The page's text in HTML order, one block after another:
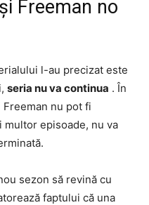
Freeman no
l-au precizat este
seria nu va continua . În
nu pot fi
episoade, nu va
sezon să revină cu
faptului că una